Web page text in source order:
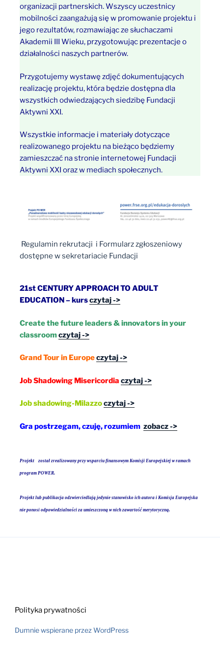
organizacji partnerskich. Wszyscy uczestnicy
mobilności zaangażują się w promowanie projektu i
jego rezultatów, rozmawiając ze słuchaczami
Akademii III Wieku, przygotowując prezentacje o
działalności naszych partnerów.
Przygotujemy wystawę zdjęć dokumentujących
realizację projektu, która będzie dostępna dla
wszystkich odwiedzających siedzibę Fundacji
Aktywni XXI.
Wszystkie informacje i materiały dotyczące
realizowanego projektu na bieżąco będziemy
zamieszczać na stronie internetowej Fundacji
Aktywni XXI oraz w mediach społecznych.
Regulamin rekrutacji i Formularz zgłoszeniowy
dostępne w sekretariacie Fundacji
21st CENTURY APPROACH TO ADULT
EDUCATION – kursczytaj ->
Create the future leaders & innovators in your
classroomczytaj ->
Grand Tour in Europeczytaj ->
Job Shadowing Misericordia czytaj ->
Job shadowing-Milazzoczytaj ->
Gra postrzegam, czuję, rozumiem zobacz ->
Projektzostał zrealizowany przy wsparciu finansowym Komisji Europejskiej w ramach
program POWER.
Projekt lub publikacja odzwierciedlają jedynie stanowisko ich autora i Komisja Europejska
nie ponosi odpowiedzialności za umieszczoną w nich zawartość merytoryczną.
Polityka prywatności
Dumnie wspierane przez WordPress